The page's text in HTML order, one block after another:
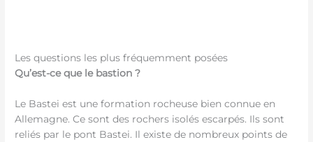
Les questions les plus fréquemment posées
Qu’est-ce que le bastion ?
Le Bastei est une formation rocheuse bien connue en
Allemagne. Ce sont des rochers isolés escarpés. Ils sont
reliés par le pont Bastei. Il existe de nombreux points de